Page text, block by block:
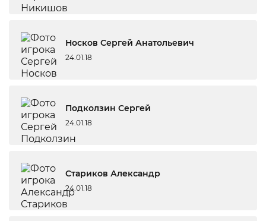
Носков Сергей Анатольевич
24.01.18
Подколзин Сергей
24.01.18
Стариков Александр
24.01.18